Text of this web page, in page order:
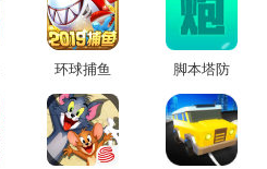
环球捕鱼 脚本塔防